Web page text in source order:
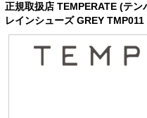
正規取扱店 TEMPERATE (テ
レインシューズ GREY TMP011